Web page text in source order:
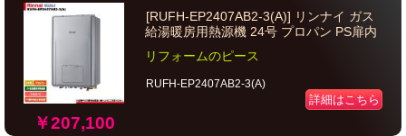
￥207,100
[RUFH-EP2407AB2-3(A)] リンナイ ガス
給湯暖房用熱源機 24号 プロパン PS扉内
リフォームのピース
RUFH-EP2407AB2-3(A)
詳細はこちら